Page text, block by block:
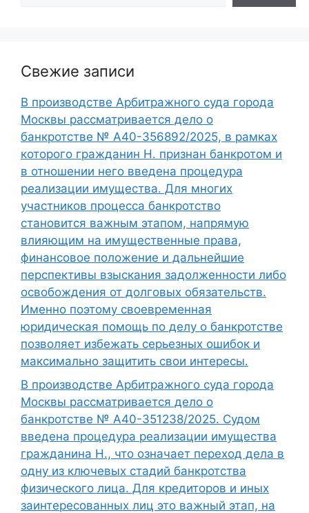
Свежие записи
В производстве Арбитражного суда города
Москвы рассматривается дело о
банкротстве № А40-356892/2025, в рамках
которого гражданин Н. признан банкротом и
в отношении него введена процедура
реализации имущества. Для многих
участников процесса банкротство
становится важным этапом, напрямую
влияющим на имущественные права,
финансовое положение и дальнейшие
перспективы взыскания задолженности либо
освобождения от долговых обязательств.
Именно поэтому своевременная
юридическая помощь по делу о банкротстве
позволяет избежать серьезных ошибок и
максимально защитить свои интересы.
В производстве Арбитражного суда города
Москвы рассматривается дело о
банкротстве № А40-351238/2025. Судом
введена процедура реализации имущества
гражданина Н., что означает переход дела в
одну из ключевых стадий банкротства
физического лица. Для кредиторов и иных
заинтересованных лиц это важный этап, на